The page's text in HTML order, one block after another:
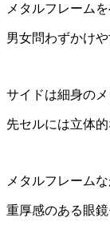
メタルフレーム
男女問わずかけ
サイドは細身の
先セルには立体
メタルフレーム
重厚感のある眼